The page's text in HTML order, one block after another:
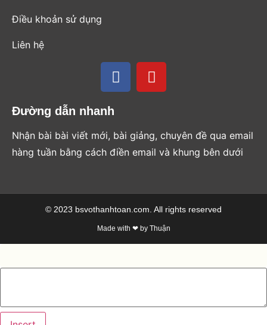
Điều khoản sử dụng
Liên hệ
Đường dẫn nhanh
Nhận bài bài viết mới, bài giảng, chuyên đề qua email
hàng tuần bằng cách điền email và khung bên dưới
© 2023 bsvothanhtoan.com. All rights reserved
Made with ❤ by Thuận